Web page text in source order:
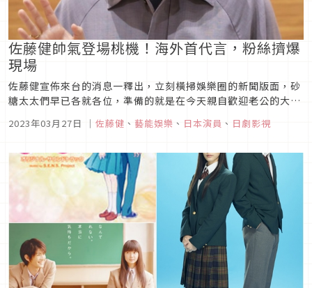
佐藤健帥氣登場桃機！海外首代言，粉絲擠爆
現場
佐藤健宣佈來台的消息一釋出，立刻橫掃娛樂圈的新聞版面，砂
糖太太們早已各就各位，準備的就是在今天親自歡迎老公的大駕
機場的熱騰騰的畫面，準備好右鍵儲存帥照！
2023年03月27日 ｜ 佐藤健 、 藝能娛樂 、 日本演員 、 日劇影視